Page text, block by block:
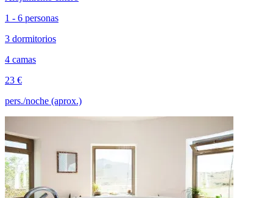
1 - 6 personas
3 dormitorios
4 camas
23 €
pers./noche (aprox.)